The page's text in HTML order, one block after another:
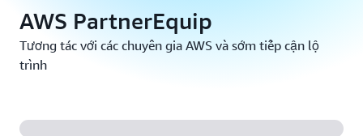
AWS PartnerEquip
Tương tác với các chuyên gia AWS và sớm tiếp cận lộ
trình